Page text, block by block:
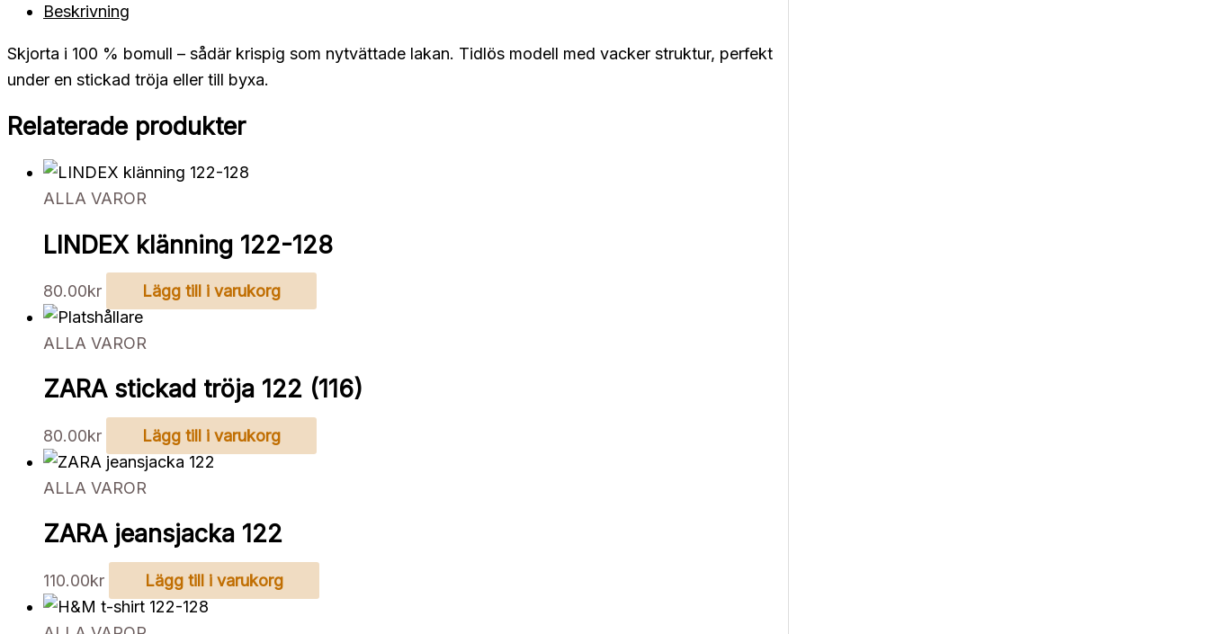
Beskrivning
Skjorta i 100 % bomull – sådär krispig som nytvättade lakan. Tidlös modell med vacker struktur, perfekt
under en stickad tröja eller till byxa.
Relaterade produkter
ALLA VAROR
LINDEX klänning 122-128
80.00kr Lägg till i varukorg
ALLA VAROR
ZARA stickad tröja 122 (116)
80.00kr Lägg till i varukorg
ALLA VAROR
ZARA jeansjacka 122
110.00kr Lägg till i varukorg